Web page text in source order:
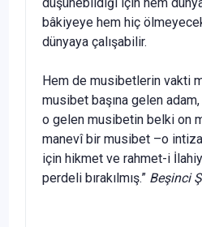
bâkiyeye hem hiç
dünyaya çalışabilir.
Hem de musibetlerin vakti
musibet başına gelen
o gelen musibetin belki on
manevî bir musibet –o
için hikmet ve rahmet-i
perdeli bırakılmış.” Beşinci